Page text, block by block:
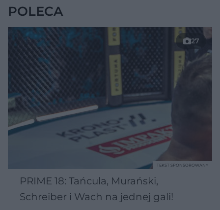
POLECA
27
PRIME 18: Tańcula, Murański,
Schreiber i Wach na jednej gali!
TEKST SPONSOROWANY